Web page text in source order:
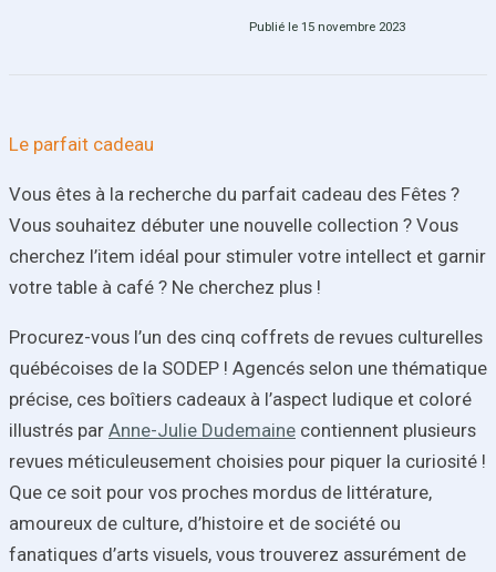
Publié le 15 novembre 2023
Le parfait cadeau
Vous êtes à la recherche du parfait cadeau des Fêtes ?
Vous souhaitez débuter une nouvelle collection ? Vous
cherchez l’item idéal pour stimuler votre intellect et garnir
votre table à café ? Ne cherchez plus !
Procurez-vous l’un des cinq coffrets de revues culturelles
québécoises de la SODEP ! Agencés selon une thématique
précise, ces boîtiers cadeaux à l’aspect ludique et coloré
illustrés par Anne-Julie Dudemaine contiennent plusieurs
revues méticuleusement choisies pour piquer la curiosité !
Que ce soit pour vos proches mordus de littérature,
amoureux de culture, d’histoire et de société ou
fanatiques d’arts visuels, vous trouverez assurément de